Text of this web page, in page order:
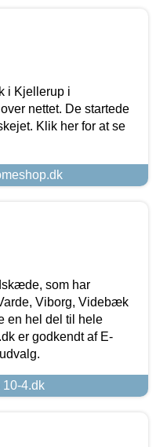
i Kjellerup i
nettet. De startede
Klik her for at se
som har
Viborg, Videbæk
en hel del til hele
er godkendt af E-
10-4.dk